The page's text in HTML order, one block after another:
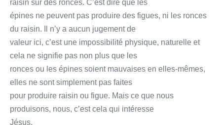
raisin sur des ronces. C’est dire que les
épines ne peuvent pas produire des figues, ni les ronces
du raisin. Il n’y a aucun jugement de
valeur ici, c’est une impossibilité physique, naturelle et
cela ne signifie pas non plus que les
ronces ou les épines soient mauvaises en elles-mêmes,
elles ne sont simplement pas faites
pour produire raisin ou figue. Mais ce que nous
produisons, nous, c’est cela qui intéresse
Jésus.